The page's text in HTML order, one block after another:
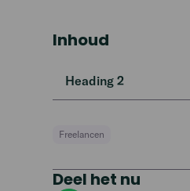
Inhoud
Heading 2
Freelancen
Deel het nu